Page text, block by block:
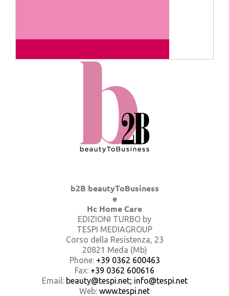
b2B beautyToBusiness
e
Hc Home Care
EDIZIONI TURBO by
TESPI MEDIAGROUP
Corso della Resistenza, 23
20821 Meda (Mb)
Phone: +39 0362 600463
Fax: +39 0362 600616
Email: beauty@tespi.net; info@tespi.net
Web: www.tespi.net